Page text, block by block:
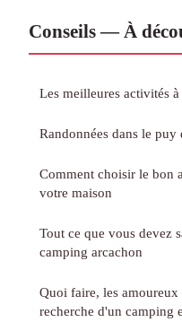
Conseils — À
Les meilleures activités
Randonnées dans le puy
Comment choisir le bon
votre maison
Tout ce que vous devez
camping arcachon
Quoi faire, les amoureux
recherche d'un camping